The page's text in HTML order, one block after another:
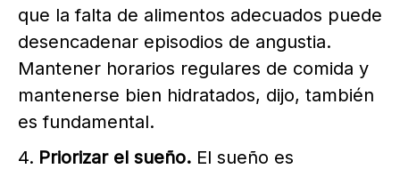
que la falta de alimentos adecuados puede
desencadenar episodios de angustia.
Mantener horarios regulares de comida y
mantenerse bien hidratados, dijo, también
es fundamental.
Priorizar el sueño. El sueño es